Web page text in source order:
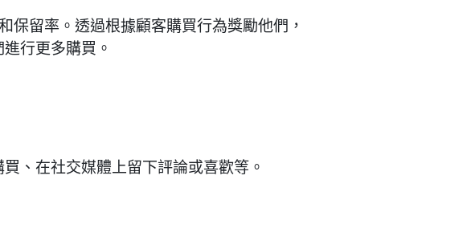
留率。透過根據顧客購買行為獎勵他們，
行更多購買。
、在社交媒體上留下評論或喜歡等。